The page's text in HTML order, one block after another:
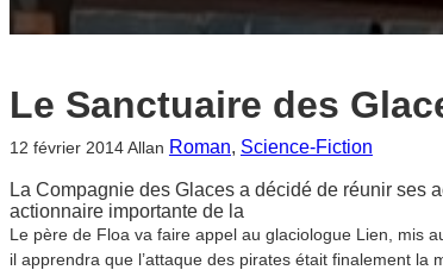
Le Sanctuaire des
12 février 2014 Allan Roman, Science-Fiction
La Compagnie des Glaces a décidé de réunir ses
actionnaire importante de la
Le père de Floa va faire appel au glaciologue Lien, mis
il apprendra que l’attaque des pirates était finalement